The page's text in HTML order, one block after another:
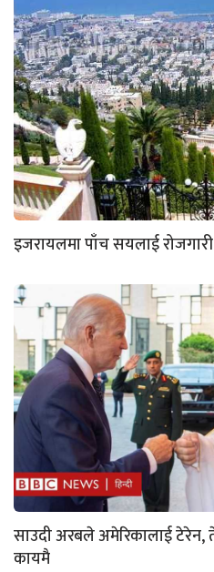
इजरायलमा पाँच सयलाई रोजगारी
साउदी अरबले अमेरिकालाई टेरेन,
कायमै